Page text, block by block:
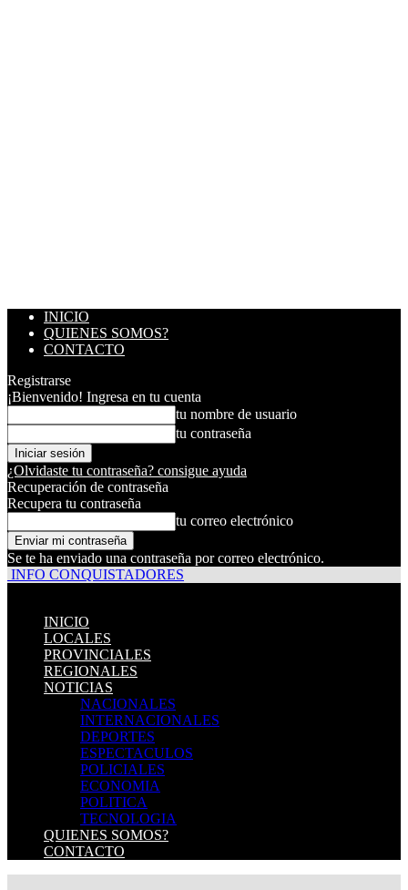
INICIO
QUIENES SOMOS?
CONTACTO
Registrarse
¡Bienvenido! Ingresa en tu cuenta
tu nombre de usuario
tu contraseña
¿Olvidaste tu contraseña? consigue ayuda
Recuperación de contraseña
Recupera tu contraseña
tu correo electrónico
Se te ha enviado una contraseña por correo electrónico.
INFO CONQUISTADORES
INICIO
LOCALES
PROVINCIALES
REGIONALES
NOTICIAS
NACIONALES
INTERNACIONALES
DEPORTES
ESPECTACULOS
POLICIALES
ECONOMIA
POLITICA
TECNOLOGIA
QUIENES SOMOS?
CONTACTO